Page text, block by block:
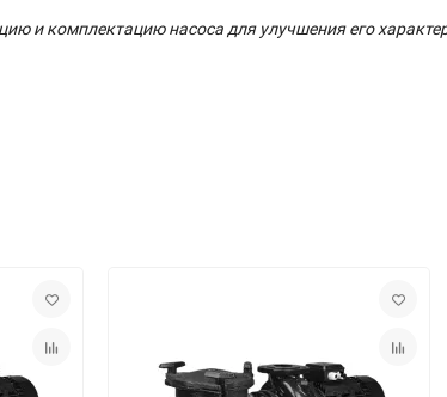
и комплектацию насоса для улучшения его